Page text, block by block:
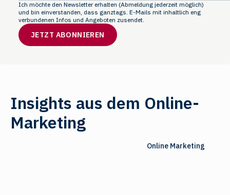
Ich möchte den Newsletter erhalten (Abmeldung jederzeit möglich)
und bin einverstanden, dass ganztags. E-Mails mit inhaltlich eng
verbundenen Infos und Angeboten zusendet.
Insights aus dem Online-
Marketing
Online Marketing